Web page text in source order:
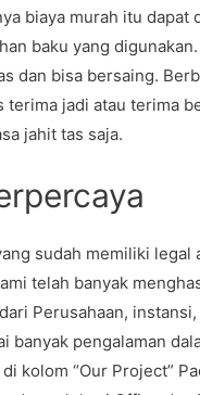
biaya murah itu dapat
baku yang
dan bisa bersaing.
terima jadi atau terima
jahit tas saja.
sudah memiliki legal
telah banyak
Perusahaan,
pengalaman
kolom “Our Project”